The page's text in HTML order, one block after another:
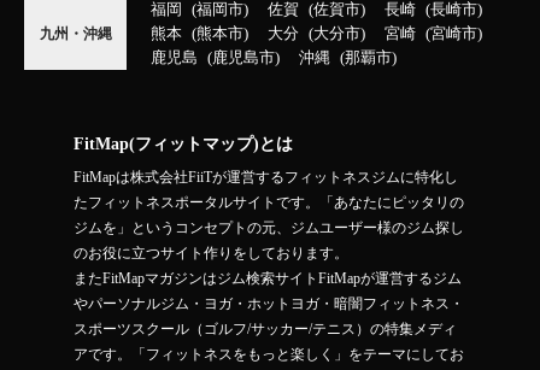
九州・沖縄
福岡 福岡市 佐賀 佐賀市 長崎
長崎市
熊本
熊本市 大分 大分市 宮崎
宮崎市
鹿児島
鹿児島市 沖縄 那覇市
FitMap(フィットマップ)とは
FitMapは株式会社FiiTが運営するフィットネスジムに特化し
たフィットネスポータルサイトです。「あなたにピッタリの
ジムを」というコンセプトの元、ジムユーザー様のジム探し
のお役に立つサイト作りをしております。
またFitMapマガジンはジム検索サイトFitMapが運営するジム
やパーソナルジム・ヨガ・ホットヨガ・暗闇フィットネス・
スポーツスクール（ゴルフ/サッカー/テニス）の特集メディ
アです。「フィットネスをもっと楽しく」をテーマにしてお